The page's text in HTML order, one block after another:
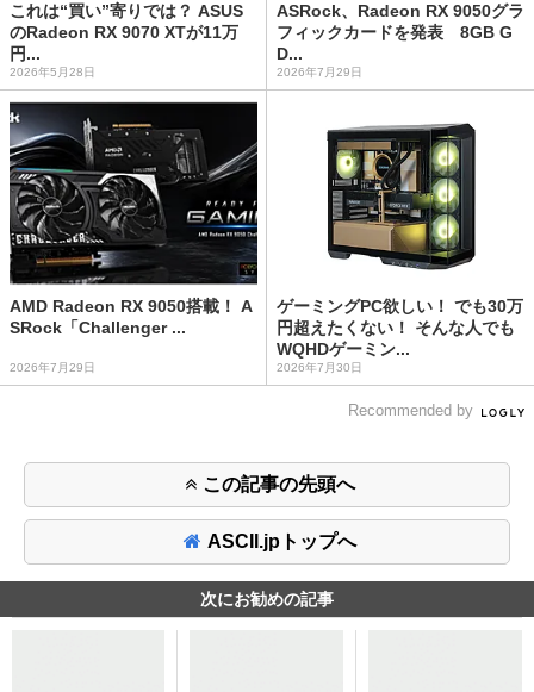
これは“買い”寄りでは？ ASUS
のRadeon RX 9070 XTが11万
円...
2026年5月28日
ASRock、Radeon RX 9050グラ
フィックカードを発表 8GB G
D...
2026年7月29日
AMD Radeon RX 9050搭載！ A
SRock「Challenger ...
2026年7月29日
ゲーミングPC欲しい！ でも30万
円超えたくない！ そんな人でも
WQHDゲーミン...
2026年7月30日
Recommended by
この記事の先頭へ
ASCII.jpトップへ
次にお勧めの記事